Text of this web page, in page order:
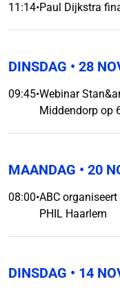
11:14•Paul Dijkstra
DINSDAG • 28
09:45•Webinar
Middendorp op
MAANDAG • 20
08:00•ABC
PHIL Haarlem
DINSDAG • 14